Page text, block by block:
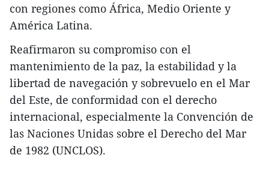
con regiones como África, Medio Oriente y
América Latina.
Reafirmaron su compromiso con el
mantenimiento de la paz, la estabilidad y la
libertad de navegación y sobrevuelo en el Mar
del Este, de conformidad con el derecho
internacional, especialmente la Convención de
las Naciones Unidas sobre el Derecho del Mar
de 1982 (UNCLOS).